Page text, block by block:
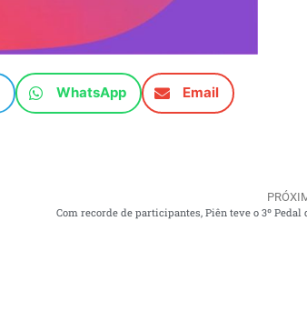
WhatsApp Email
Com recorde de participantes, Piên teve o 3º Pedal